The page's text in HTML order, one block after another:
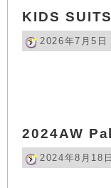
KIDS
2026年7月5日
2024AW
2024年8月18日